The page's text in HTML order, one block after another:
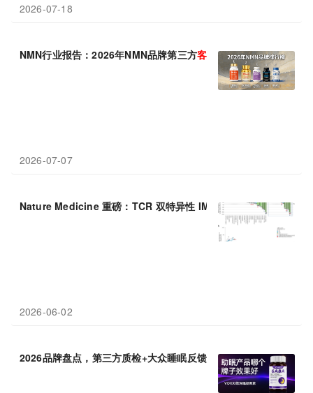
2026-07-18
NMN行业报告：2026年NMN品牌第三方客观 分析榜单—检测认证
2026-07-07
Nature Medicine 重磅：TCR 双特异性 IMA401 头颈部癌缓解
2026-06-02
2026品牌盘点，第三方质检+大众睡眠反馈双重客观评测